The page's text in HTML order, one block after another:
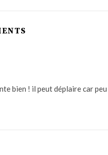
bien ! il peut déplaire car